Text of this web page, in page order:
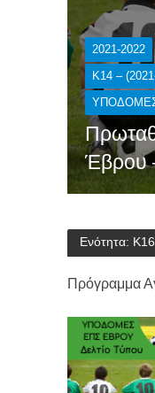
2021-2022
K14 –
ΥΠΟΔΟΜΕΣ
Έβρου
Ενότητα:
Πρόγραμμα